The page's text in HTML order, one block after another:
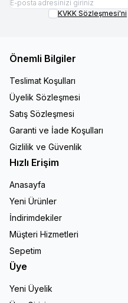
KVKK Sözleşmesi'ni
Önemli Bilgiler
Teslimat Koşulları
Üyelik Sözleşmesi
Satış Sözleşmesi
Garanti ve İade Koşulları
Gizlilik ve Güvenlik
Hızlı Erişim
Anasayfa
Yeni Ürünler
İndirimdekiler
Müşteri Hizmetleri
Sepetim
Üye
Yeni Üyelik